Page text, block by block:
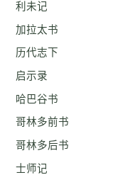
利未记
加拉太书
历代志下
启示录
哈巴谷书
哥林多前书
哥林多后书
士师记